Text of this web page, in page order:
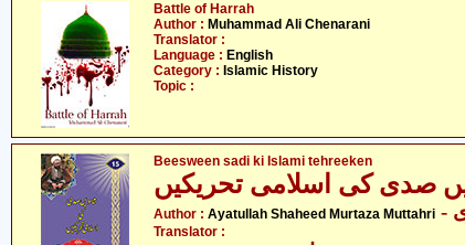
Battle of Harrah
Author : Muhammad Ali Chenarani
Translator :
Language : English
Category : Islamic History
Topic :
Beesween sadi ki Islami tehreeken
صدی کی اسلامی تحریکیں
Author : Ayatullah Shaheed Murtaza Muttahri
Translator :